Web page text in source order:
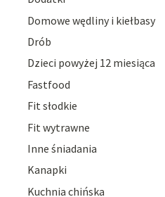
Domowe wędliny i kiełbasy
Drób
Dzieci powyżej 12 miesiąca
Fastfood
Fit słodkie
Fit wytrawne
Inne śniadania
Kanapki
Kuchnia chińska